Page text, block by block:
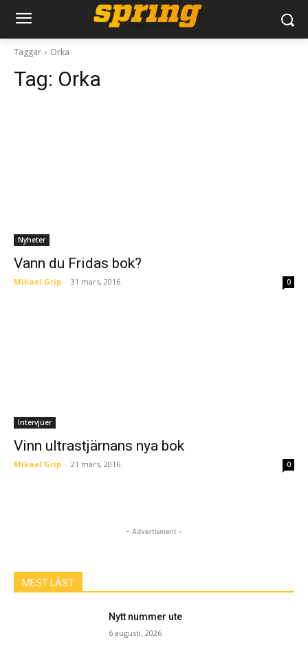
Taggar Orka
Tag: Orka
Nyheter
Vann du Fridas bok?
Mikael Grip - 31 mars, 2016 0
Intervjuer
Vinn ultrastjärnans nya bok
Mikael Grip - 21 mars, 2016 0
- Advertisment -
MEST LÄST
Nytt nummer ute
6 augusti, 2026